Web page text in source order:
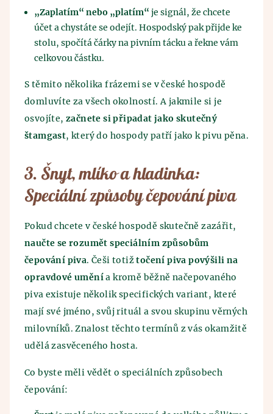
„Zaplatím“ nebo „platím“ je signál, že chcete
účet a chystáte se odejít. Hospodský pak přijde ke
stolu, spočítá čárky na pivním tácku a řekne vám
celkovou částku.
S těmito několika frázemi se v české hospodě
domluvíte za všech okolností. A jakmile si je
osvojíte,začnete si připadat jako skutečný
štamgast, který do hospody patří jako k pivu pěna.
3. Šnyt, mlíko a hladinka:
Speciální způsoby čepování piva
Pokud chcete v české hospodě skutečně zazářit,
naučte se rozumět speciálním způsobům
čepování piva. Češi totižtočení piva povýšili na
opravdové uměnía kromě běžně načepovaného
piva existuje několik specifických variant, které
mají své jméno, svůj rituál a svou skupinu věrných
milovníků. Znalost těchto termínů z vás okamžitě
udělá zasvěceného hosta.
Co byste měli vědět o speciálních způsobech
čepování: